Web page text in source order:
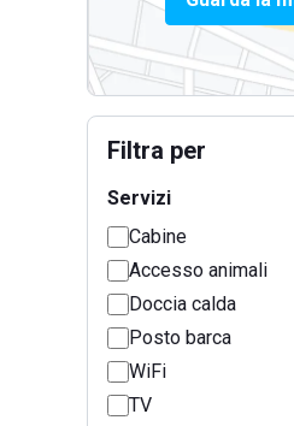
Filtra per
Servizi
Cabine
Accesso animali
Doccia calda
Posto barca
WiFi
TV